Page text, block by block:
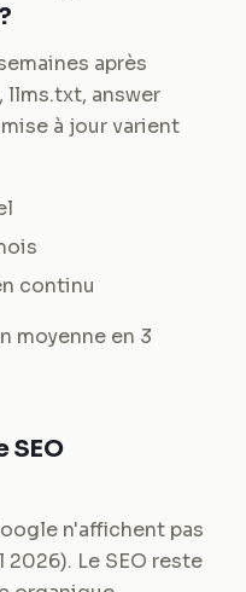
après
llms.txt, answer
à jour varient
continu
moyenne en 3
SEO
n'affichent pas
Le SEO reste